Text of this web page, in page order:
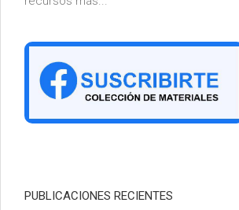
PUBLICACIONES RECIENTES